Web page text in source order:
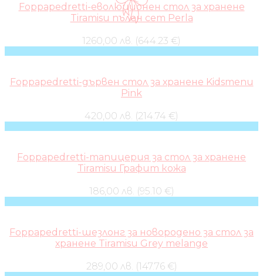
Foppapedretti-еволюционен стол за хранене
Tiramisu пълен сет Perla
1260,00 лв. (644.23 €)
Foppapedretti-дървен стол за хранене Kidsmenu
Pink
420,00 лв. (214.74 €)
Foppapedretti-тапицерия за стол за хранене
Tiramisu Графит кожа
186,00 лв. (95.10 €)
Foppapedretti-шезлонг за новородено за стол за
хранене Tiramisu Grey melange
289,00 лв. (147.76 €)